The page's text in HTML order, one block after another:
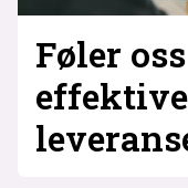
Føler